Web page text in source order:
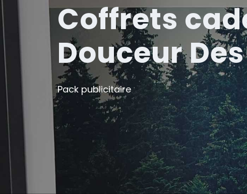
Coffrets
Douceur
Pack publicitaire